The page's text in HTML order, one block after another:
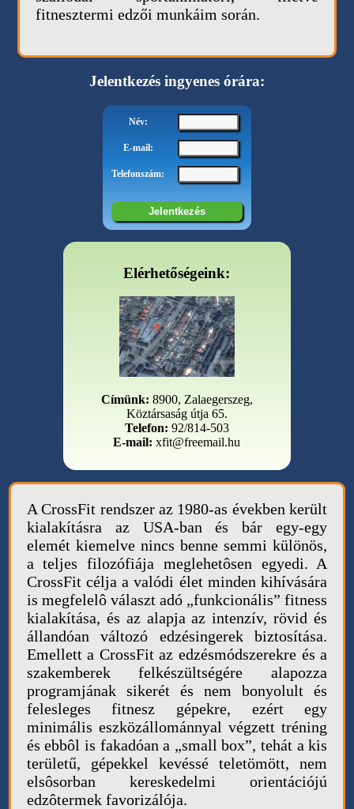
fitnesztermi edzői munkáim során.
Jelentkezés ingyenes órára:
Név:
E-mail:
Telefonszám:
Elérhetőségeink:
Címünk: 8900, Zalaegerszeg,
Köztársaság útja 65.
Telefon: 92/814-503
E-mail: xfit@freemail.hu
A CrossFit rendszer az 1980-as években került
kialakításra az USA-ban és bár egy-egy
elemét kiemelve nincs benne semmi különös,
a teljes filozófiája meglehetôsen egyedi. A
CrossFit célja a valódi élet minden kihívására
is megfelelô választ adó „funkcionális” fitness
kialakítása, és az alapja az intenzív, rövid és
állandóan változó edzésingerek biztosítása.
Emellett a CrossFit az edzésmódszerekre és a
szakemberek felkészültségére alapozza
programjának sikerét és nem bonyolult és
felesleges fitnesz gépekre, ezért egy
minimális eszközállománnyal végzett tréning
és ebbôl is fakadóan a „small box”, tehát a kis
területű, gépekkel kevéssé teletömött, nem
elsôsorban kereskedelmi orientációjú
edzôtermek favorizálója.